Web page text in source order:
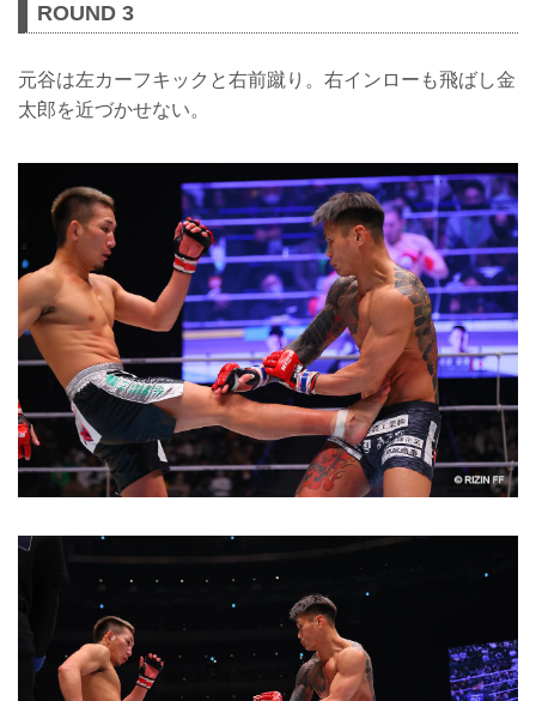
ROUND 3
元谷は左カーフキックと右前蹴り。右インローも飛ばし金
太郎を近づかせない。